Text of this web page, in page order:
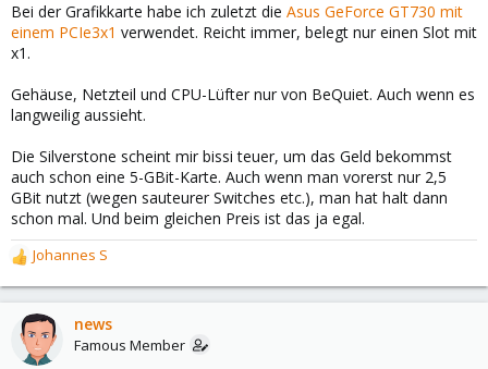
Bei der Grafikkarte habe ich zuletzt die Asus GeForce GT730 mit
einem PCIe3x1 verwendet. Reicht immer, belegt nur einen Slot mit
x1.
Gehäuse, Netzteil und CPU-Lüfter nur von BeQuiet. Auch wenn es
langweilig aussieht.
Die Silverstone scheint mir bissi teuer, um das Geld bekommst
auch schon eine 5-GBit-Karte. Auch wenn man vorerst nur 2,5
GBit nutzt (wegen sauteurer Switches etc.), man hat halt dann
schon mal. Und beim gleichen Preis ist das ja egal.
R
e
a
Johannes S
news
Famous Member